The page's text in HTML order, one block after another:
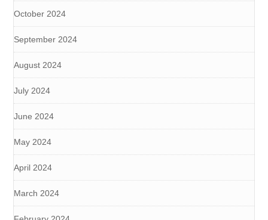
October 2024
September 2024
August 2024
July 2024
June 2024
May 2024
April 2024
March 2024